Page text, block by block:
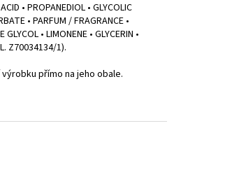
• PROPANEDIOL • GLYCOLIC
• PARFUM / FRAGRANCE •
• LIMONENE • GLYCERIN •
Z70034134/1).
přímo na jeho obale.